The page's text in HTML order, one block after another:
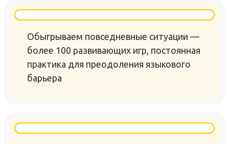
Обыгрываем повседневные ситуации —
более 100 развивающих игр, постоянная
практика для преодоления языкового
барьера